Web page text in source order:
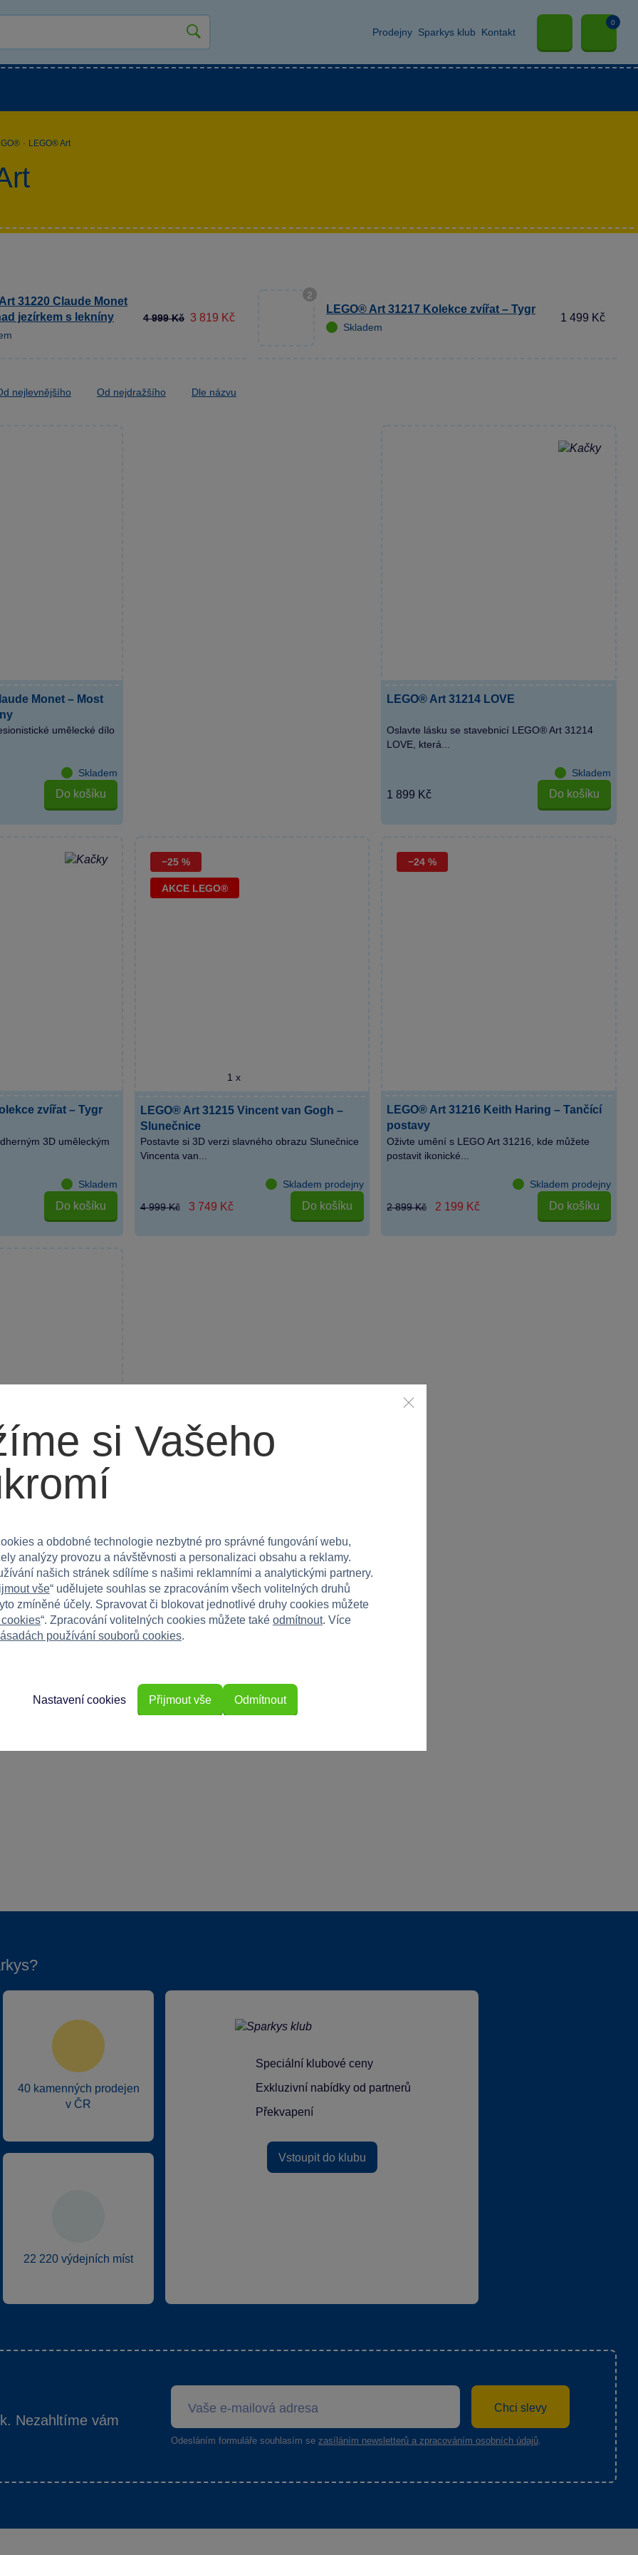
Prodejny Sparkys klub Kontakt
0
· LEGO® Art
31220 Claude Monet
jezírkem s lekníny
4 999 Kč 3 819 Kč
2
LEGO® Art 31217 Kolekce zvířat – Tygr
Skladem
1 499 Kč
nejlevnějšího Od nejdražšího Dle názvu
Monet – Most
umělecké dílo
Skladem
Do košíku
LEGO® Art 31214 LOVE
Oslavte lásku se stavebnicí LEGO® Art 31214
LOVE, která...
Skladem
1 899 Kč Do košíku
zvířat – Tygr
3D uměleckým
Skladem
Do košíku
−25 %
AKCE LEGO®
1 x
LEGO® Art 31215 Vincent van Gogh –
Slunečnice
Postavte si 3D verzi slavného obrazu Slunečnice
Vincenta van...
Skladem prodejny
4 999 Kč
3 749 Kč Do košíku
−24 %
LEGO® Art 31216 Keith Haring – Tančící
postavy
Oživte umění s LEGO Art 31216, kde můžete
postavit ikonické...
Skladem prodejny
2 899 Kč
2 199 Kč Do košíku
umělecké dílo LEGO®
Není skladem
40 kamenných prodejen
v ČR
22 220 výdejních míst
Speciální klubové ceny
Exkluzivní nabídky od partnerů
Překvapení
Vstoupit do klubu
Nezahltíme vám
Chci slevy
Odesláním formuláře souhlasím se zasíláním newsletterů a zpracováním osobních údajů.
si Vašeho
a obdobné technologie nezbytné pro správné fungování webu,
analýzy provozu a návštěvnosti a personalizaci obsahu a reklamy.
našich stránek sdílíme s našimi reklamními a analytickými partnery.
vše“ udělujete souhlas se zpracováním všech volitelných druhů
zmíněné účely. Spravovat či blokovat jednotlivé druhy cookies můžete
“. Zpracování volitelných cookies můžete také odmítnout. Více
používání souborů cookies.
Odmítnout
Nastavení cookies Přijmout vše